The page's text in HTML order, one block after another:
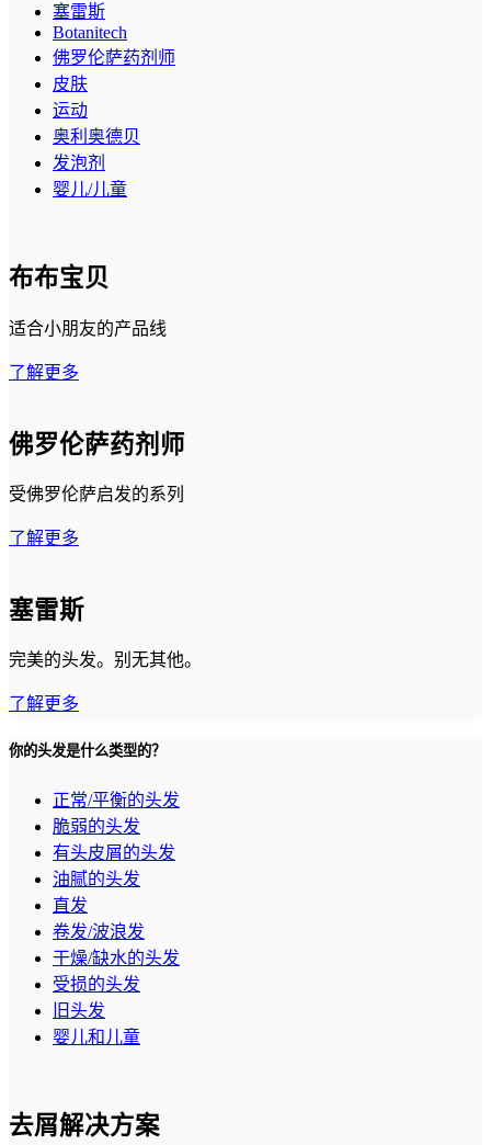
塞雷斯
Botanitech
佛罗伦萨药剂师
皮肤
运动
奥利奥德贝
发泡剂
婴儿/儿童
布布宝贝
适合小朋友的产品线
了解更多
佛罗伦萨药剂师
受佛罗伦萨启发的系列
了解更多
塞雷斯
完美的头发。别无其他。
了解更多
你的头发是什么类型的？
正常/平衡的头发
脆弱的头发
有头皮屑的头发
油腻的头发
直发
卷发/波浪发
干燥/缺水的头发
受损的头发
旧头发
婴儿和儿童
去屑解决方案